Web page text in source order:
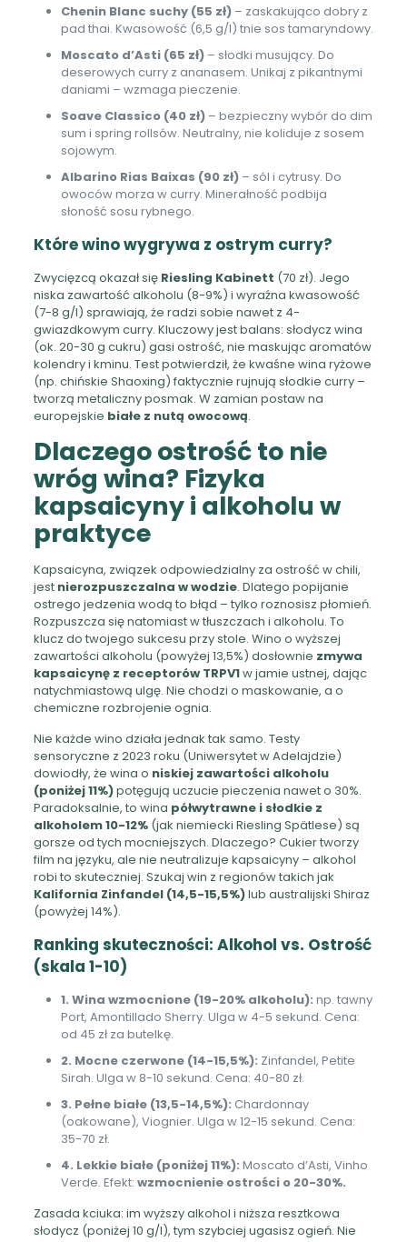
Chenin Blanc suchy (55 zł)– zaskakująco dobry z
pad thai. Kwasowość (6,5 g/l) tnie sos tamaryndowy.
Moscato d’Asti (65 zł)– słodki musujący. Do
deserowych curry z ananasem. Unikaj z pikantnymi
daniami – wzmaga pieczenie.
Soave Classico (40 zł)– bezpieczny wybór do dim
sum i spring rollsów. Neutralny, nie koliduje z sosem
sojowym.
Albarino Rias Baixas (90 zł)– sól i cytrusy. Do
owoców morza w curry. Minerałność podbija
słoność sosu rybnego.
Które wino wygrywa z ostrym curry?
Zwycięzcą okazał się Riesling Kabinett (70 zł). Jego
niska zawartość alkoholu (8-9%) i wyraźna kwasowość
(7-8 g/l) sprawiają, że radzi sobie nawet z 4-
gwiazdkowym curry. Kluczowy jest balans: słodycz wina
(ok. 20-30 g cukru) gasi ostrość, nie maskując aromatów
kolendry i kminu. Test potwierdził, że kwaśne wina ryżowe
(np. chińskie Shaoxing) faktycznie rujnują słodkie curry –
tworzą metaliczny posmak. W zamian postaw na
europejskie białe z nutą owocową.
Dlaczego ostrość to nie
wróg wina? Fizyka
kapsaicyny i alkoholu w
praktyce
Kapsaicyna, związek odpowiedzialny za ostrość w chili,
jest nierozpuszczalna w wodzie. Dlatego popijanie
ostrego jedzenia wodą to błąd – tylko roznosisz płomień.
Rozpuszcza się natomiast w tłuszczach i alkoholu. To
klucz do twojego sukcesu przy stole. Wino o wyższej
zawartości alkoholu (powyżej 13,5%) dosłownie zmywa
kapsaicynę z receptorów TRPV1w jamie ustnej, dając
natychmiastową ulgę. Nie chodzi o maskowanie, a o
chemiczne rozbrojenie ognia.
Nie każde wino działa jednak tak samo. Testy
sensoryczne z 2023 roku (Uniwersytet w Adelajdzie)
dowiodły, że wina o niskiej zawartości alkoholu
(poniżej 11%)potęgują uczucie pieczenia nawet o 30%.
Paradoksalnie, to wina półwytrawne i słodkie z
alkoholem 10-12%(jak niemiecki Riesling Spätlese) są
gorsze od tych mocniejszych. Dlaczego? Cukier tworzy
film na języku, ale nie neutralizuje kapsaicyny – alkohol
robi to skuteczniej. Szukaj win z regionów takich jak
Kalifornia Zinfandel (14,5-15,5%)lub australijski Shiraz
(powyżej 14%).
Ranking skuteczności: Alkohol vs. Ostrość
(skala 1-10)
1. Wina wzmocnione (19-20% alkoholu): np. tawny
Port, Amontillado Sherry. Ulga w 4-5 sekund. Cena:
od 45 zł za butelkę.
2. Mocne czerwone (14-15,5%): Zinfandel, Petite
Sirah. Ulga w 8-10 sekund. Cena: 40-80 zł.
3. Pełne białe (13,5-14,5%): Chardonnay
(oakowane), Viognier. Ulga w 12-15 sekund. Cena:
35-70 zł.
4. Lekkie białe (poniżej 11%): Moscato d’Asti, Vinho
Verde. Efekt: wzmocnienie ostrości o 20-30%.
Zasada kciuka: im wyższy alkohol i niższa resztkowa
słodycz (poniżej 10 g/l), tym szybciej ugasisz ogień. Nie